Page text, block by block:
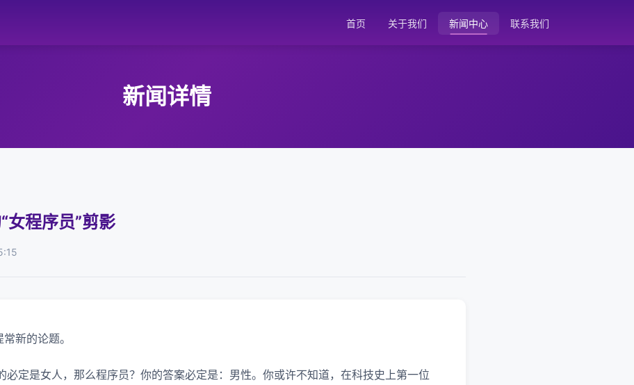
首页 关于我们 新闻中心 联系我们
新闻详情
女程序员”剪影
新的论题。
必定是女人，那么程序员？你的答案必定是：男性。你或许不知道，在科技史上第一位